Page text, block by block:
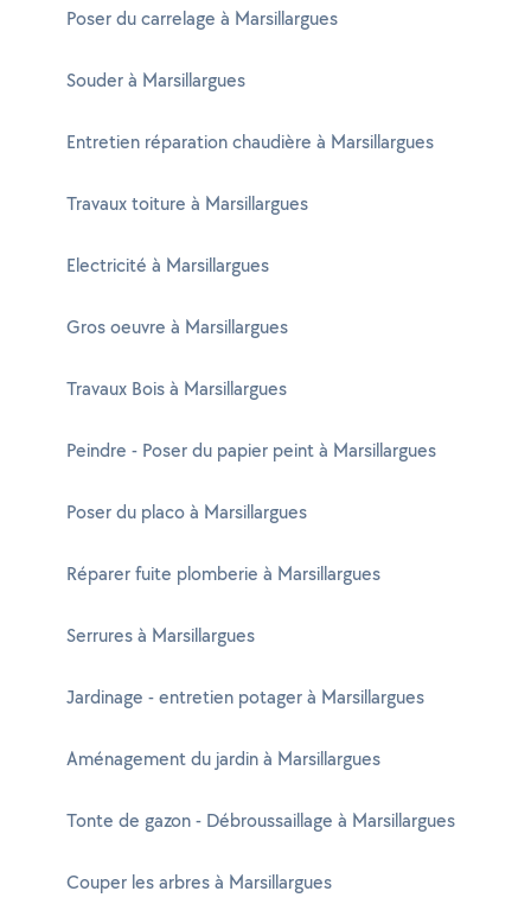
Poser du carrelage à Marsillargues
Souder à Marsillargues
Entretien réparation chaudière à Marsillargues
Travaux toiture à Marsillargues
Electricité à Marsillargues
Gros oeuvre à Marsillargues
Travaux Bois à Marsillargues
Peindre - Poser du papier peint à Marsillargues
Poser du placo à Marsillargues
Réparer fuite plomberie à Marsillargues
Serrures à Marsillargues
Jardinage - entretien potager à Marsillargues
Aménagement du jardin à Marsillargues
Tonte de gazon - Débroussaillage à Marsillargues
Couper les arbres à Marsillargues